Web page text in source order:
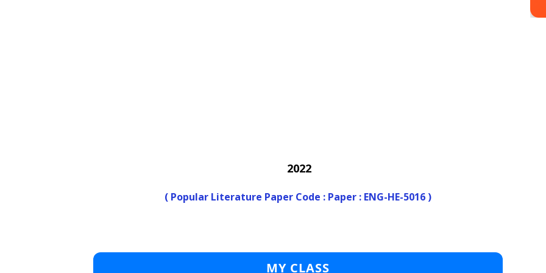
2022
( Popular Literature Paper Code : Paper : ENG-HE-5016 )
MY CLASS